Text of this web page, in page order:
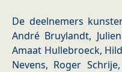
De deelnemers
André Bruylandt,
Amaat Hullebroeck,
Nevens, Roger